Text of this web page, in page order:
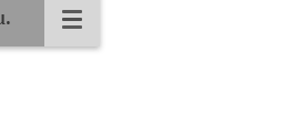
.